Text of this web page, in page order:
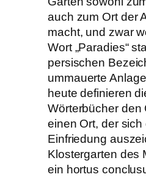
auch zum Ort der
macht, und zwar
Wort „Paradies“
persischen
ummauerte
heute definieren
Wörterbücher den
einen Ort, der
Einfriedung
Klos­tergarten des
ein hortus